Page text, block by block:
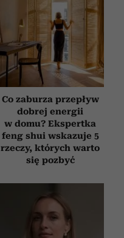
Co zaburza przepływ
dobrej energii
w domu? Ekspertka
feng shui wskazuje 5
rzeczy, których warto
się pozbyć